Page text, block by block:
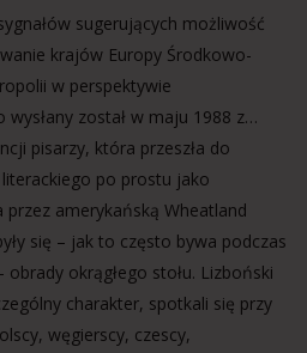
sugerujących możliwość
krajów Europy Środkowo-
w perspektywie
został w maju 1988 z…
pisarzy, która przeszła do
po prostu jako
amerykańską Wheatland
się – jak to często bywa podczas
okrągłego stołu. Lizboński
charakter, spotkali się przy
węgierscy, czescy,